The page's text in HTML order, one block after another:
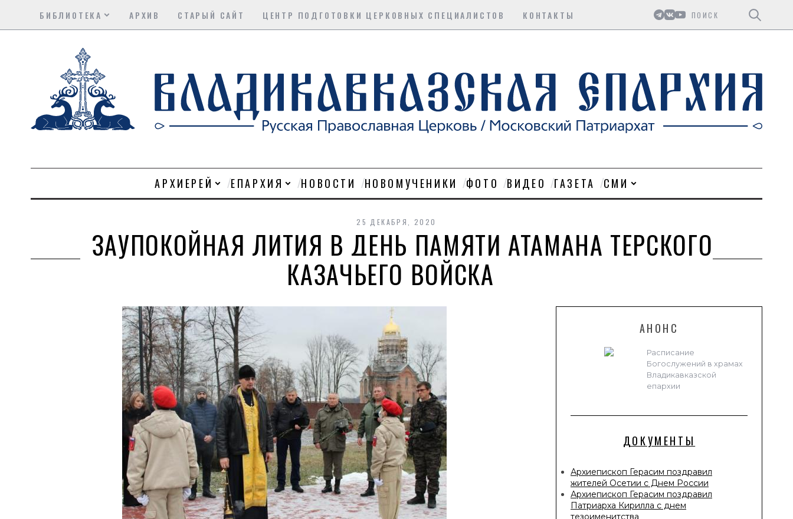
БИБЛИОТЕКА АРХИВ СТАРЫЙ САЙТ ЦЕНТР ПОДГОТОВКИ ЦЕРКОВНЫХ СПЕЦИАЛИСТОВ КОНТАКТЫ
АРХИЕРЕЙ ЕПАРХИЯ НОВОСТИ НОВОМУЧЕНИКИ ФОТО ВИДЕО ГАЗЕТА СМИ
25 ДЕКАБРЯ, 2020
ЗАУПОКОЙНАЯ ЛИТИЯ В ДЕНЬ ПАМЯТИ АТАМАНА ТЕРСКОГО
КАЗАЧЬЕГО ВОЙСКА
АНОНС
Расписание
Богослужений в храмах
Владикавказской
епархии
ДОКУМЕНТЫ
Архиепископ Герасим поздравил
жителей Осетии с Днем России
Архиепископ Герасим поздравил
Патриарха Кирилла с днем
тезоименитства